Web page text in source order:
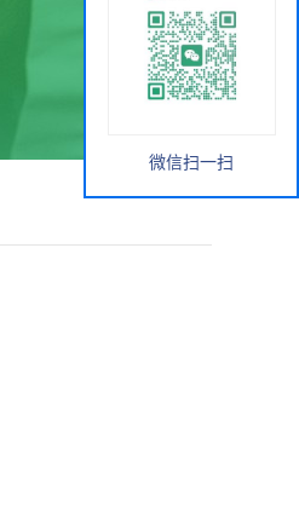
微信扫一扫